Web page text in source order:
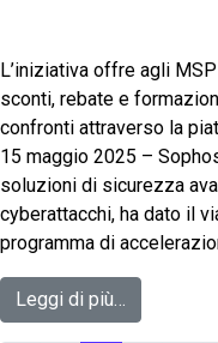
L’iniziativa offre agli
sconti, rebate e
confronti attraverso la
15 maggio 2025 –
soluzioni di sicurezza
cyberattacchi, ha dato il
programma di
Leggi di più…